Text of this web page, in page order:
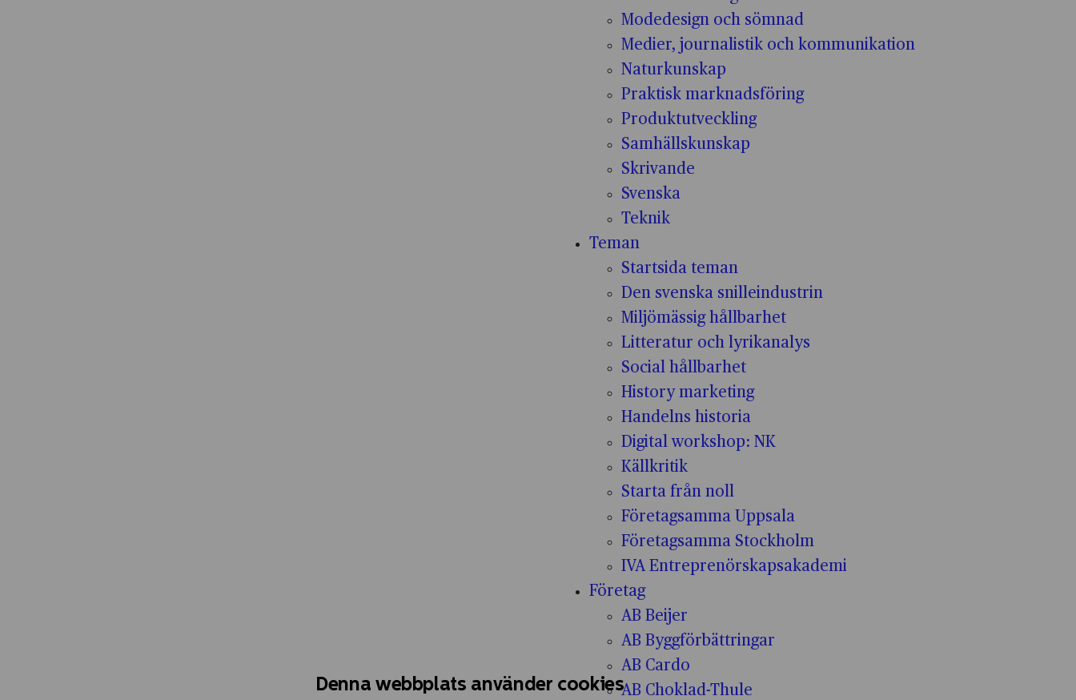
Modedesign och sömnad
Medier, journalistik och kommunikation
Naturkunskap
Praktisk marknadsföring
Produktutveckling
Samhällskunskap
Skrivande
Svenska
Teknik
Teman
Startsida teman
Den svenska snilleindustrin
Miljömässig hållbarhet
Litteratur och lyrikanalys
Social hållbarhet
History marketing
Handelns historia
Digital workshop: NK
Källkritik
Starta från noll
Företagsamma Uppsala
Företagsamma Stockholm
IVA Entreprenörskapsakademi
Företag
AB Beijer
AB Byggförbättringar
AB Cardo
AB Choklad-Thule
Denna webbplats använder cookies